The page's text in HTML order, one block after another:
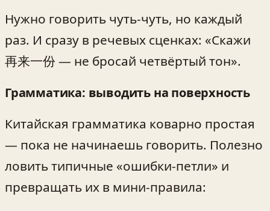
Нужно говорить чуть-чуть, но каждый
раз. И сразу в речевых сценках: «Скажи
再来一份 — не бросай четвёртый тон».
Грамматика: выводить на поверхность
Китайская грамматика коварно простая
— пока не начинаешь говорить. Полезно
ловить типичные «ошибки-петли» и
превращать их в мини-правила: